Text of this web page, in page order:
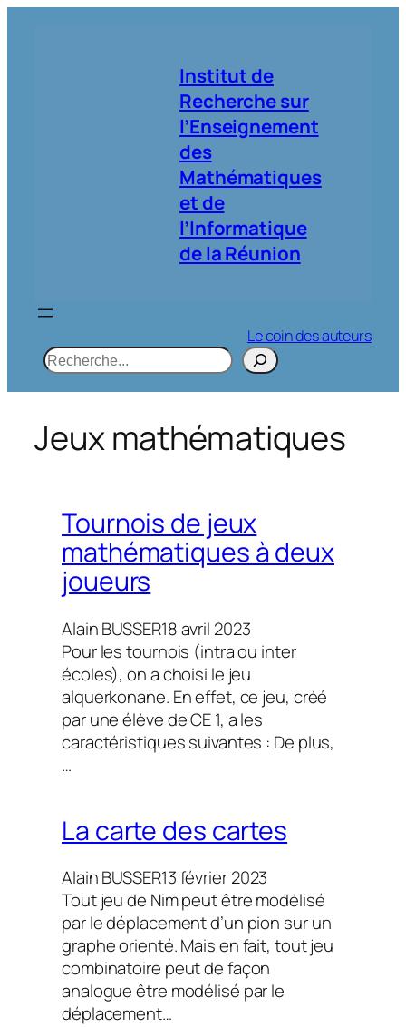
Institut de
Recherche sur
l’Enseignement
des
Mathématiques
et de
l’Informatique
de la Réunion
Le coin des auteurs
R
e
h
e
Jeux mathématiques
Tournois de jeux
mathématiques à deux
joueurs
Alain BUSSER18 avril 2023
Pour les tournois (intra ou inter
écoles), on a choisi le jeu
alquerkonane. En effet, ce jeu, créé
par une élève de CE 1, a les
caractéristiques suivantes : De plus,
…
La carte des cartes
Alain BUSSER13 février 2023
Tout jeu de Nim peut être modélisé
par le déplacement d’un pion sur un
graphe orienté. Mais en fait, tout jeu
combinatoire peut de façon
analogue être modélisé par le
déplacement…